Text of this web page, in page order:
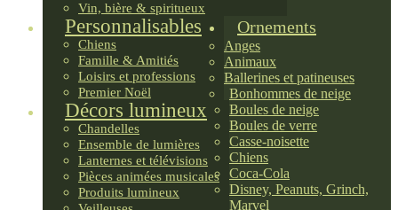
Vin, bière & spiritueux
Personnalisables
Chiens
Famille & Amitiés
Loisirs et professions
Premier Noël
Décors lumineux
Chandelles
Ensemble de lumières
Lanternes et télévisions
Pièces animées musicales
Produits lumineux
Ornements
Anges
Animaux
Ballerines et patineuses
Bonhommes de neige
Boules de neige
Boules de verre
Casse-noisette
Chiens
Coca-Cola
Disney, Peanuts, Grinch,
Marvel